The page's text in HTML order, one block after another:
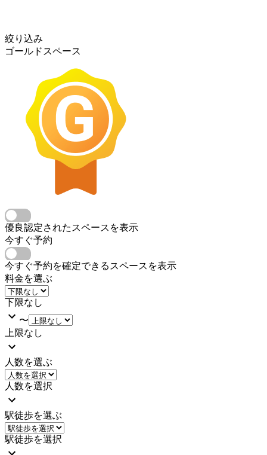
絞り込み
ゴールドスペース
優良認定されたスペースを表示
今すぐ予約
今すぐ予約を確定できるスペースを表示
料金を選ぶ
下限なし
〜
上限なし
人数を選ぶ
人数を選択
駅徒歩を選ぶ
駅徒歩を選択